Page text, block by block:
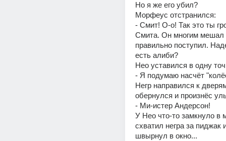
Но я же его убил?
Морфеус отстранился:
- Смит! О-о! Так это ты
Смита. Он многим мешал
правильно поступил.
есть алиби?
Нео уставился в одну
- Я подумаю насчёт
Негр направился к
обернулся и произнёс
- Ми-истер Андерсон!
У Нео что-то замкнуло в
схватил негра за пиджак
швырнул в окно...